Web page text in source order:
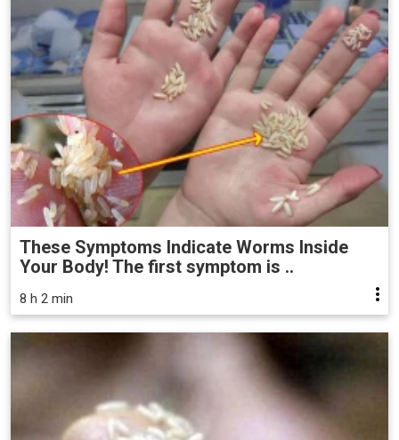
These Symptoms Indicate Worms Inside
Your Body! The first symptom is ..
8 h 2 min